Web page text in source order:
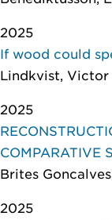
2025
If wood could
Lindkvist, Victor
2025
COMPARATIVE
Brites
2025